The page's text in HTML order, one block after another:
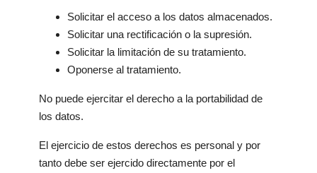
Solicitar el acceso a los datos almacenados.
Solicitar una rectificación o la supresión.
Solicitar la limitación de su tratamiento.
Oponerse al tratamiento.
No puede ejercitar el derecho a la portabilidad de
los datos.
El ejercicio de estos derechos es personal y por
tanto debe ser ejercido directamente por el